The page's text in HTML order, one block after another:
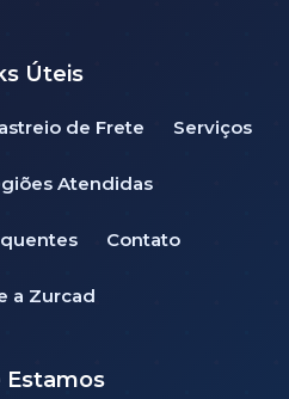
Úteis
de Frete Serviços
Atendidas
Contato
a Zurcad
Estamos